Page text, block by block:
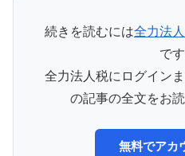
続きを読むには全力法
です
全力法人税にログイン
の記事の全文をお
無料でアカ